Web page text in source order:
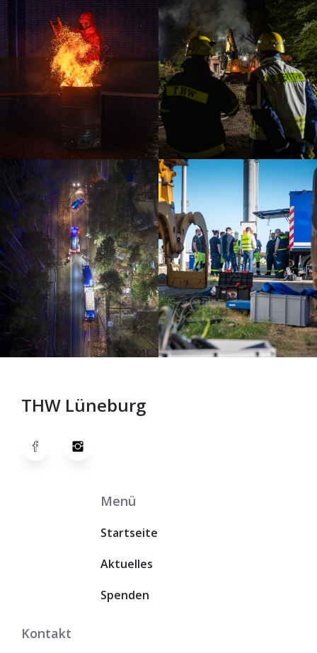
THW Lüneburg
Menü
Startseite
Aktuelles
Spenden
Kontakt